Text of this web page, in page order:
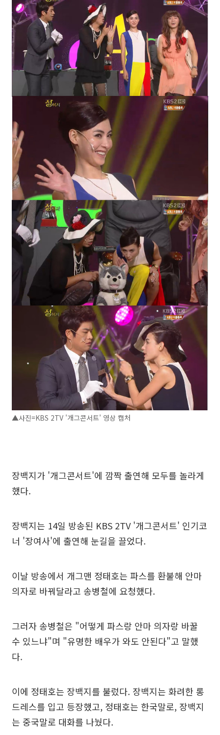
▲사진=KBS 2TV '개그콘서트' 영상 캡처
장백지가 '개그콘서트'에 깜짝 출연해 모두를 놀라게
했다.
장백지는 14일 방송된 KBS 2TV '개그콘서트' 인기코
너 '장여사'에 출연해 눈길을 끌었다.
이날 방송에서 개그맨 정태호는 파스를 환불해 안마
의자로 바꿔달라고 송병철에 요청했다.
그러자 송병철은 "어떻게 파스랑 안마 의자랑 바꿀
수 있느냐"며 "유명한 배우가 와도 안된다"고 말했
다.
이에 정태호는 장백지를 불렀다. 장백지는 화려한 롱
드레스를 입고 등장했고, 정태호는 한국말로, 장백지
는 중국말로 대화를 나눴다.